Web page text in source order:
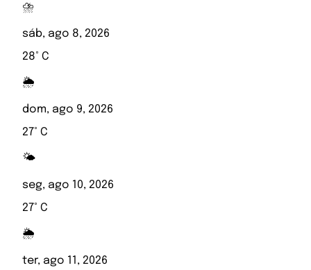
⛈️
sáb, ago 8, 2026
28° C
🌦️
dom, ago 9, 2026
27° C
🌤️
seg, ago 10, 2026
27° C
🌦️
ter, ago 11, 2026